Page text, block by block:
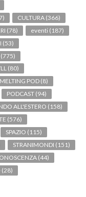
CULTURA (366)
(78) eventi (187)
(53)
(775)
(80)
MELTING POD (8)
PODCAST (94)
ALL'ESTERO (158)
(576)
SPAZIO (115)
STRANIMONDI (151)
(44)
(28)